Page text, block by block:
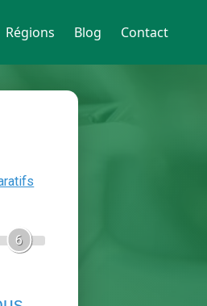
Régions Blog Contact
demandez
dans votre région.
pub et sans engagement.